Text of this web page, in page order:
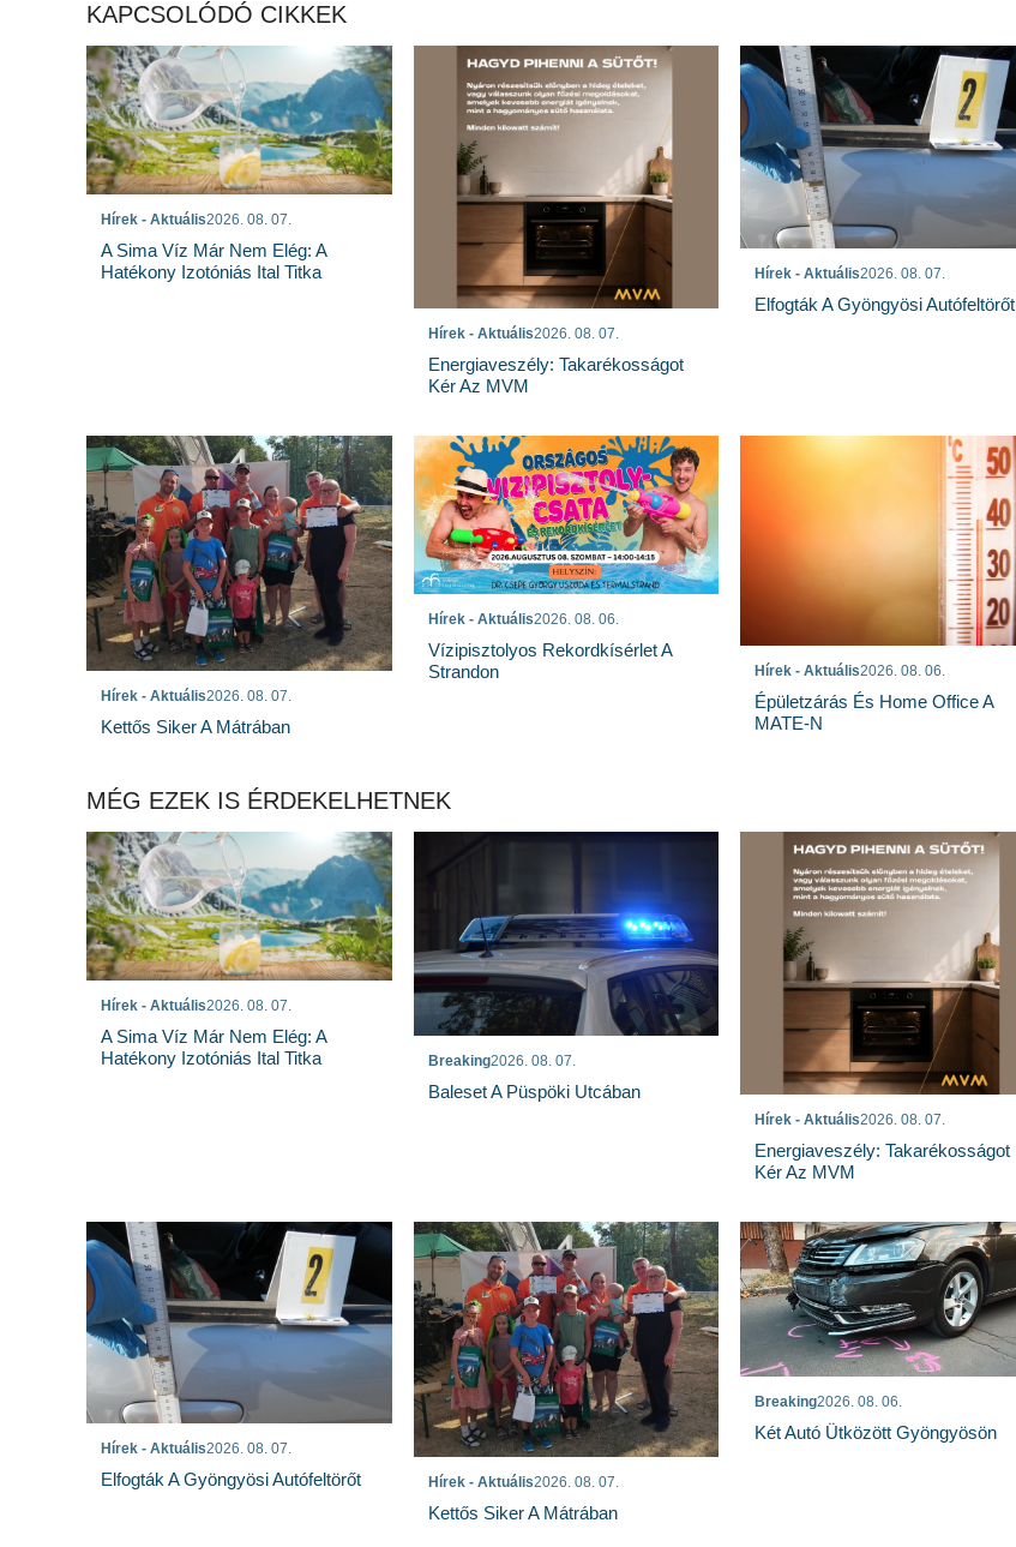
KAPCSOLÓDÓ CIKKEK
Hírek - Aktuális2026. 08. 07.
A Sima Víz Már Nem Elég: A
Hatékony Izotóniás Ital Titka
Hírek - Aktuális2026. 08. 07.
Energiaveszély: Takarékosságot
Kér Az MVM
Hírek - Aktuális2026. 08. 07.
Elfogták A Gyöngyösi Autófeltörőt
Hírek - Aktuális2026. 08. 07.
Kettős Siker A Mátrában
Hírek - Aktuális2026. 08. 06.
Vízipisztolyos Rekordkísérlet A
Strandon
Hírek - Aktuális2026. 08. 06.
Épületzárás És Home Office A
MATE-N
MÉG EZEK IS ÉRDEKELHETNEK
Hírek - Aktuális2026. 08. 07.
A Sima Víz Már Nem Elég: A
Hatékony Izotóniás Ital Titka
Breaking2026. 08. 07.
Baleset A Püspöki Utcában
Hírek - Aktuális2026. 08. 07.
Energiaveszély: Takarékosságot
Kér Az MVM
Hírek - Aktuális2026. 08. 07.
Elfogták A Gyöngyösi Autófeltörőt Hírek - Aktuális2026. 08. 07.
Kettős Siker A Mátrában
Breaking2026. 08. 06.
Két Autó Ütközött Gyöngyösön